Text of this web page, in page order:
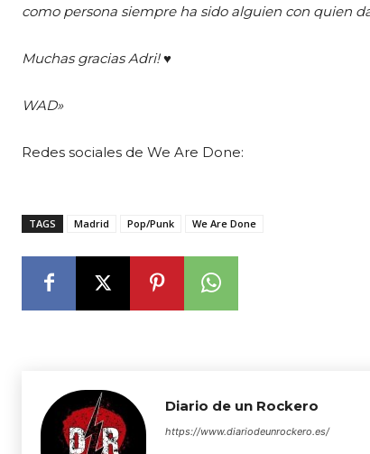
como persona siempre ha sido alguien con quien
Muchas gracias Adri! ♥
WAD»
Redes sociales de We Are Done:
TAGS Madrid Pop/Punk We Are Done
Diario de un Rockero
https://www.diariodeunrockero.es/